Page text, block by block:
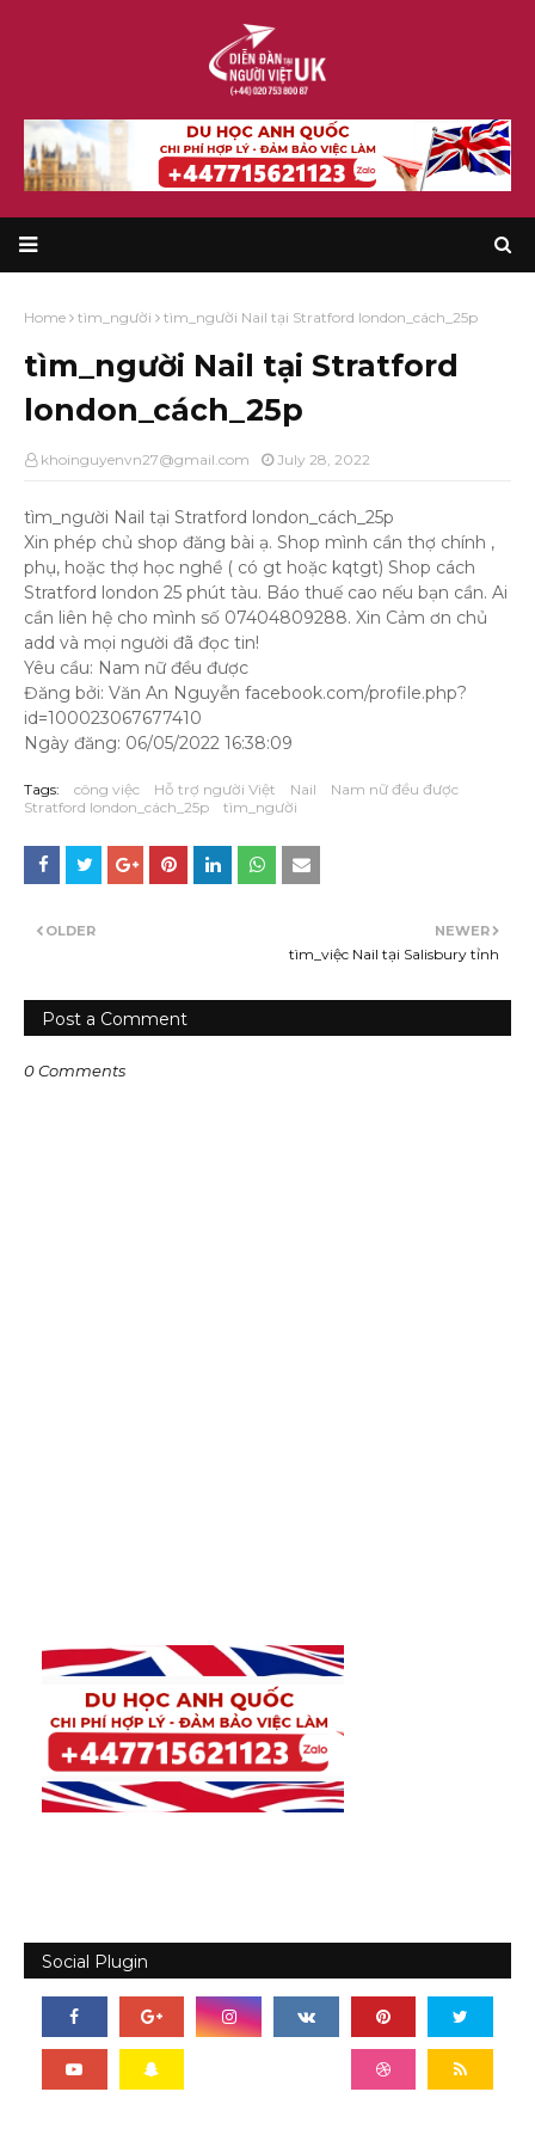
Home tìm_người tìm_người Nail tại Stratford london_cách_25p
tìm_người Nail tại Stratford
london_cách_25p
khoinguyenvn27@gmail.com July 28, 2022
tìm_người Nail tại Stratford london_cách_25p
Xin phép chủ shop đăng bài ạ. Shop mình cần thợ chính ,
phụ, hoặc thợ học nghề ( có gt hoặc kqtgt) Shop cách
Stratford london 25 phút tàu. Báo thuế cao nếu bạn cần. Ai
cần liên hệ cho mình số 07404809288. Xin Cảm ơn chủ
add và mọi người đã đọc tin!
Yêu cầu: Nam nữ đều được
Đăng bởi: Văn An Nguyễn facebook.com/profile.php?
id=100023067677410
Ngày đăng: 06/05/2022 16:38:09
Tags: công việc Hỗ trợ người Việt Nail
Nam nữ đều được
Stratford london_cách_25p
tìm_người
NEWER
tìm_việc Nail tại Salisbury tỉnh
OLDER
Post a Comment
0 Comments
Social Plugin